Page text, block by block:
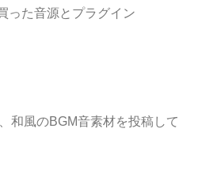
った音源とプラグイン
和風のBGM音素材を投稿して